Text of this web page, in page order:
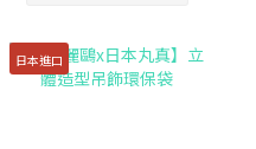
日本進口